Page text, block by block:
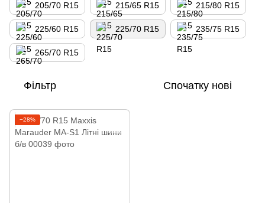
205/70 R15 215/65 R15 215/80 R15
225/60 R15 225/70 R15 235/75 R15
265/70 R15
Фільтр Спочатку нові
−28%